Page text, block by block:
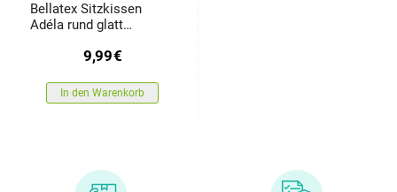
Bellatex Sitzkissen
Adéla rund glatt
9,99€
In den Warenkorb